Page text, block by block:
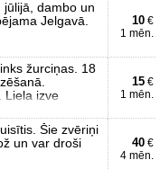
jūlijā, dambo un
Jelgavā.
10 €
1 mēn.
žurciņas. 18
Liela izve
15 €
1 mēn.
Šie zvēriņi
un var droši
40 €
4 mēn.